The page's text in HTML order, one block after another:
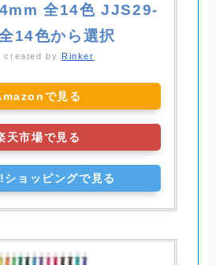
全14色 JJS29-
14色から選択
created by Rinker
で見る
天市場で見る
ョッピングで見る